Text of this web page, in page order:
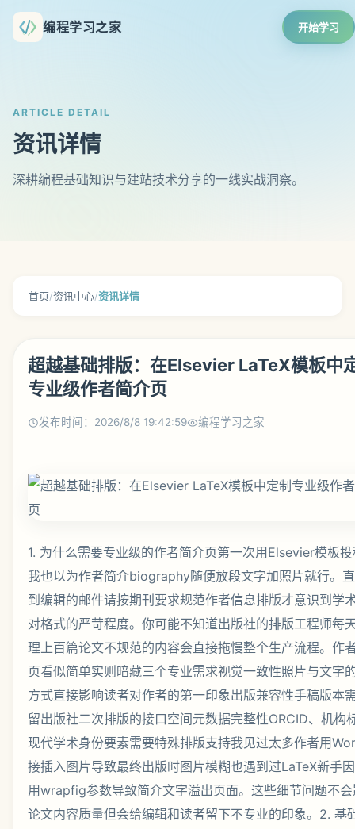
编程学习之家 开始学习
ARTICLE DETAIL
资讯详情
深耕编程基础知识与建站技术分享的一线实战洞察。
首页/资讯中心/资讯详情
超越基础排版：在Elsevier LaTeX模板中
专业级作者简介页
发布时间：2026/8/8 19:42:59 编程学习之家
1. 为什么需要专业级的作者简介页第一次用Elsevier模板
我也以为作者简介biography随便放段文字加照片就行。
到编辑的邮件请按期刊要求规范作者信息排版才意识到学
对格式的严苛程度。你可能不知道出版社的排版工程师每
理上百篇论文不规范的内容会直接拖慢整个生产流程。作
页看似简单实则暗藏三个专业需求视觉一致性照片与文字
方式直接影响读者对作者的第一印象出版兼容性手稿版本
留出版社二次排版的接口空间元数据完整性ORCID、机构
现代学术身份要素需要特殊排版支持我见过太多作者用
接插入图片导致最终出版时图片模糊也遇到过LaTeX新手
用wrapfig参数导致简介文字溢出页面。这些细节问题不
论文内容质量但会给编辑和读者留下不专业的印象。2. 基